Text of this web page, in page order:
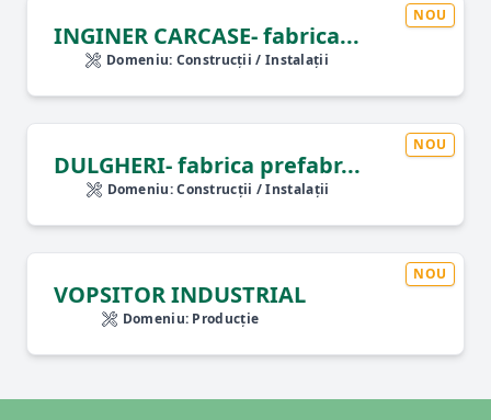
INGINER CARCASE- fabrica...
Domeniu: Construcții / Instalații
NOU
DULGHERI- fabrica prefabr...
Domeniu: Construcții / Instalații
NOU
VOPSITOR INDUSTRIAL
Domeniu: Producție
NOU